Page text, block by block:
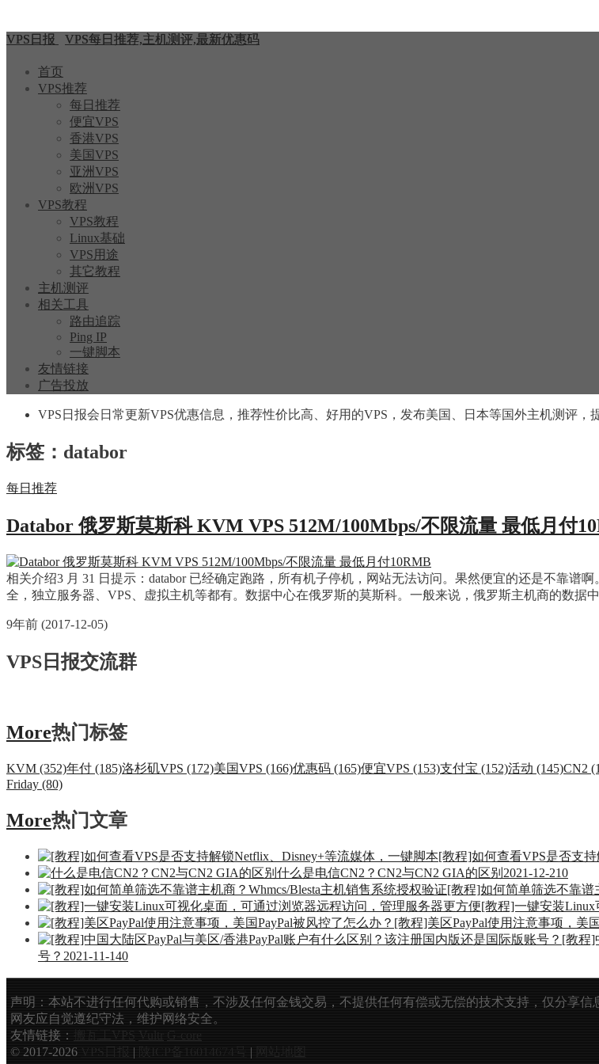
VPS日报 VPS每日推荐,主机测评,最新优惠码
首页
VPS推荐
每日推荐
便宜VPS
香港VPS
美国VPS
亚洲VPS
欧洲VPS
VPS教程
VPS教程
Linux基础
VPS用途
其它教程
主机测评
相关工具
路由追踪
Ping IP
一键脚本
友情链接
广告投放
VPS日报会日常更新VPS优惠信息，推荐性价比高、好用的VPS，发布美国、日本等国外主机测评，
标签：databor
每日推荐
Databor 俄罗斯莫斯科 KVM VPS 512M/100Mbps/不限流量 最低月付
相关介绍3 月 31 日提示：databor 已经确定跑路，所有机子停机，网站无法访问。果然便宜的还是不靠谱
全，独立服务器、VPS、虚拟主机等都有。数据中心在俄罗斯的莫斯科。一般来说，俄罗斯主机商的数
9年前 (2017-12-05)
VPS日报交流群
More热门标签
KVM (352)年付 (185)洛杉矶VPS (172)美国VPS (166)优惠码 (165)便宜VPS (153)支付宝 (152)活动 (145)CN2
Friday (80)
More热门文章
[教程]如何查看VPS是否支
什么是电信CN2？CN2与CN2 GIA的区别 2021-12-210
[教程]如何简单筛选不靠谱
[教程]一键安装
[教程]美区PayPal使用注意事项，美
[教程]
号？ 2021-11-140
声明：本站不进行任何代购或销售，不涉及任何金钱交易，不提供任何有偿或无偿的技术支持，仅分享信
网友应自觉遵纪守法，维护网络安全。
友情链接： 搬瓦工VPS Vultr G-core
© 2017-2026 VPS日报 | 陕ICP备16014674号 | 网站地图